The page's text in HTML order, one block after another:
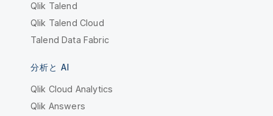
Qlik Talend
Qlik Talend Cloud
Talend Data Fabric
分析と AI
Qlik Cloud Analytics
Qlik Answers